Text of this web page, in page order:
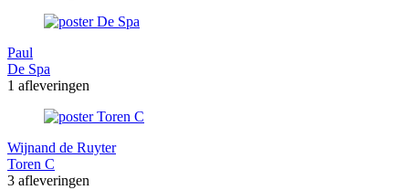
Paul
De Spa
1 afleveringen
Wijnand de Ruyter
Toren C
3 afleveringen